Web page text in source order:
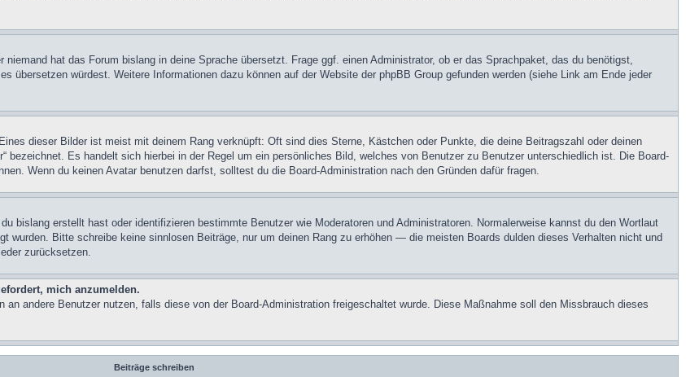
hat das Forum bislang in deine Sprache übersetzt. Frage ggf. einen Administrator, ob er das Sprachpaket, das du benötigst,
übersetzen würdest. Weitere Informationen dazu können auf der Website der phpBB Group gefunden werden (siehe Link am Ende jeder
dieser Bilder ist meist mit deinem Rang verknüpft: Oft sind dies Sterne, Kästchen oder Punkte, die deine Beitragszahl oder deinen
bezeichnet. Es handelt sich hierbei in der Regel um ein persönliches Bild, welches von Benutzer zu Benutzer unterschiedlich ist. Die Board-
Wenn du keinen Avatar benutzen darfst, solltest du die Board-Administration nach den Gründen dafür fragen.
bislang erstellt hast oder identifizieren bestimmte Benutzer wie Moderatoren und Administratoren. Normalerweise kannst du den Wortlaut
wurden. Bitte schreibe keine sinnlosen Beiträge, nur um deinen Rang zu erhöhen — die meisten Boards dulden dieses Verhalten nicht und
zurücksetzen.
mich anzumelden.
andere Benutzer nutzen, falls diese von der Board-Administration freigeschaltet wurde. Diese Maßnahme soll den Missbrauch dieses
Beiträge schreiben